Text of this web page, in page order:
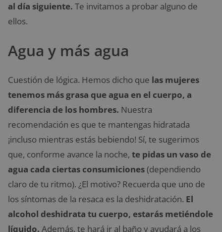
al día siguiente. Te invitamos a probar alguno de
ellos.
Agua y más agua
Cuestión de lógica. Hemos dicho que las mujeres
tenemos más grasa que agua en el cuerpo, a
diferencia de los hombres. Nuestra
recomendación es que te mantengas hidratada
¡incluso mientras estás bebiendo! Sí, te sugerimos
que, conforme avance la noche, te pidas un vaso de
agua cada ciertas consumiciones(dependiendo
claro de tu ritmo). ¿El motivo? Recuerda que uno de
los síntomas de la resaca es la deshidratación. El
alcohol deshidrata tu cuerpo, estarás metiéndole
líquido. Además, te hará ir al baño y ayudará a los